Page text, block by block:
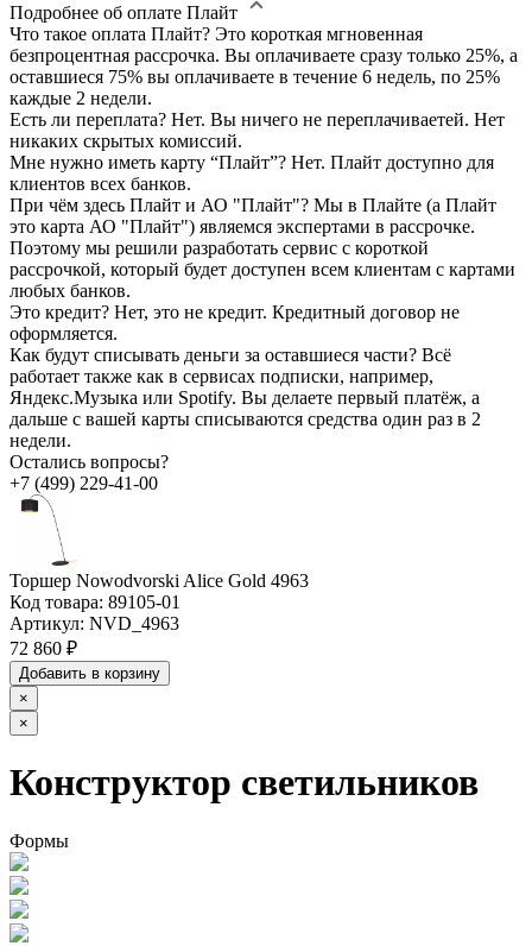
Подробнее об оплате Плайт
Что такое оплата Плайт? Это короткая мгновенная
безпроцентная рассрочка. Вы оплачиваете сразу только 25%, а
оставшиеся 75% вы оплачиваете в течение 6 недель, по 25%
каждые 2 недели.
Есть ли переплата? Нет. Вы ничего не переплачиваетей. Нет
никаких скрытых комиссий.
Мне нужно иметь карту “Плайт”? Нет. Плайт доступно для
клиентов всех банков.
При чём здесь Плайт и АО "Плайт"? Мы в Плайте (а Плайт
это карта АО "Плайт") являемся экспертами в рассрочке.
Поэтому мы решили разработать сервис с короткой
рассрочкой, который будет доступен всем клиентам с картами
любых банков.
Это кредит? Нет, это не кредит. Кредитный договор не
оформляется.
Как будут списывать деньги за оставшиеся части? Всё
работает также как в сервисах подписки, например,
Яндекс.Музыка или Spotify. Вы делаете первый платёж, а
дальше с вашей карты списываются средства один раз в 2
недели.
Остались вопросы?
+7 (499) 229-41-00
Торшер Nowodvorski Alice Gold 4963
Код товара: 89105-01
Артикул: NVD_4963
72 860 ₽
Добавить в корзину
×
×
Конструктор светильников
Формы